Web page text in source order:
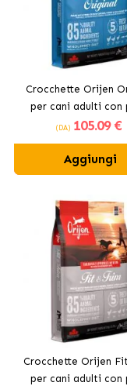
Crocchette Orijen
per cani adulti con
(DA) 105.09 €
Aggiungi
Crocchette Orijen
per cani adulti con